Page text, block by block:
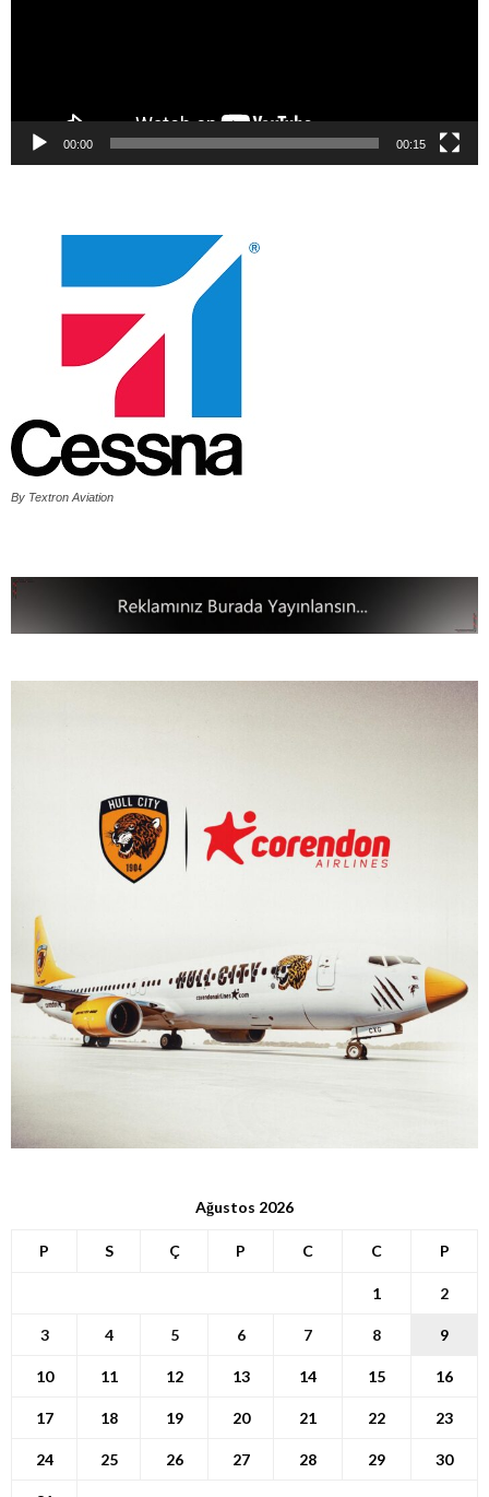
00:00 00:15
By Textron Aviation
Ağustos 2026
P S Ç P C C P
1 2
3 4 5 6 7 8 9
10 11 12 13 14 15 16
17 18 19 20 21 22 23
24 25 26 27 28 29 30